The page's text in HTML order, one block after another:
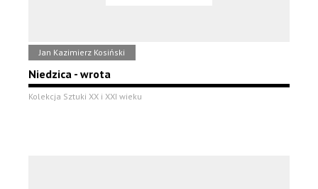
Jan Kazimierz Kosiński
Niedzica - wrota
Kolekcja Sztuki XX i XXI wieku